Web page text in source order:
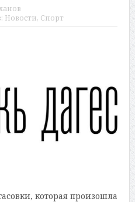
Новости, Спорт
которая произошла